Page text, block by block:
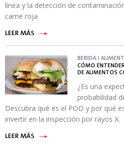
línea y la detección de
carne roja.
LEER MÁS
BEBIDA I
CÓMO
DE ALIMENTOS
¿Es una
probabilidad
Descubra qué es el POD y por qué
invertir en la inspección por rayos X.
LEER MÁS